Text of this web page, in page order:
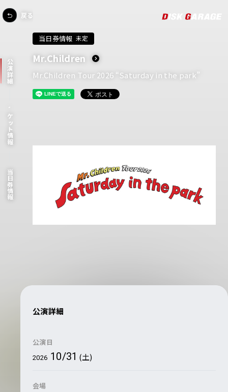
公演詳細
チケット情報
当日券情報
当日券情報 未定
Mr.Children
Mr.Children Tour 2026 “Saturday in the park”
公演詳細
公演日
2026 10/31 (土)
会場
戻る